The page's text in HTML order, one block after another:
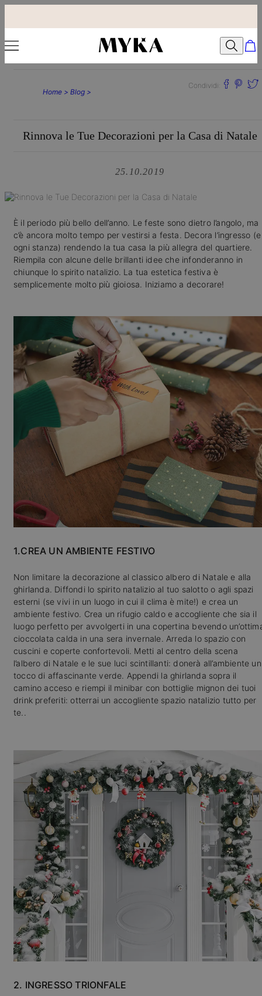
Home > Blog >
Condividi:
Rinnova le Tue Decorazioni per la Casa di Natale
25.10.2019
È il periodo più bello dell’anno. Le feste sono dietro l’angolo, ma
c’è ancora molto tempo per vestirsi a festa. Decora l’ingresso (e
ogni stanza) rendendo la tua casa la più allegra del quartiere.
Riempila con alcune delle brillanti idee che infonderanno in
chiunque lo spirito natalizio. La tua estetica festiva è
semplicemente molto più gioiosa. Iniziamo a decorare!
1.CREA UN AMBIENTE FESTIVO
Non limitare la decorazione al classico albero di Natale e alla
ghirlanda. Diffondi lo spirito natalizio al tuo salotto o agli spazi
esterni (se vivi in un luogo in cui il clima è mite!) e crea un
ambiente festivo. Crea un rifugio caldo e accogliente che sia il
luogo perfetto per avvolgerti in una copertina bevendo
cioccolata calda in una sera invernale. Arreda lo spazio con
cuscini e coperte confortevoli. Metti al centro della scena
l’albero di Natale e le sue luci scintillanti: donerà all’ambiente un
tocco di affascinante verde. Appendi la ghirlanda sopra il
camino acceso e riempi il minibar con bottiglie mignon dei tuoi
drink preferiti: otterrai un accogliente spazio natalizio tutto per
te..
2. INGRESSO TRIONFALE